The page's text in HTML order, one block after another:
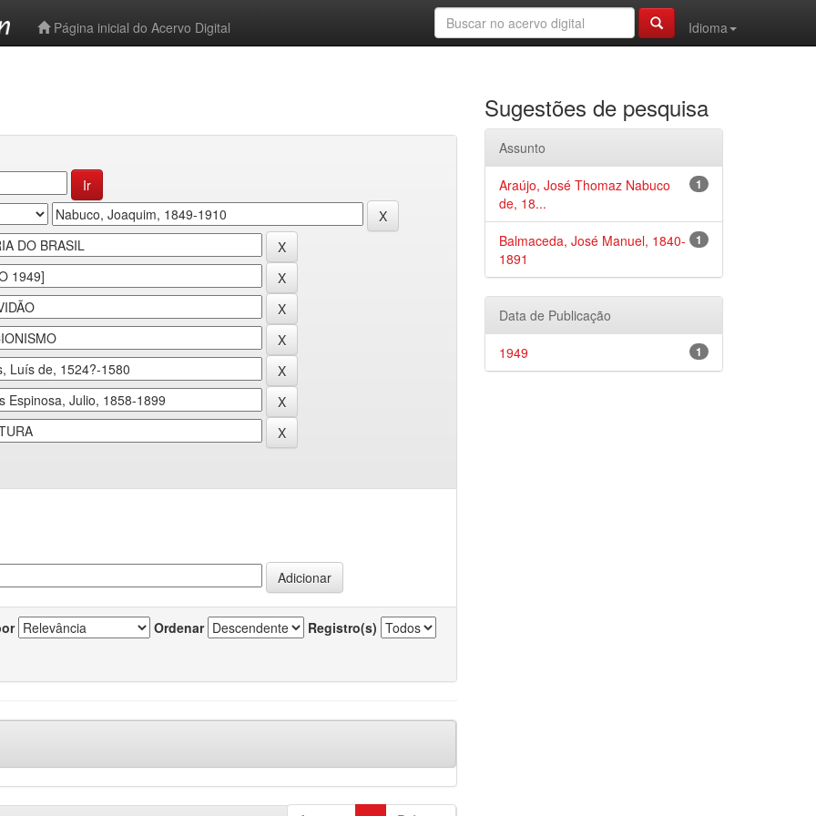
Página inicial do Acervo Digital
Idioma
Ordenar Registro(s)
Sugestões de pesquisa
Assunto
1
Araújo, José Thomaz Nabuco
de, 18...
1
Balmaceda, José Manuel, 1840-
1891
Data de Publicação
1
1949